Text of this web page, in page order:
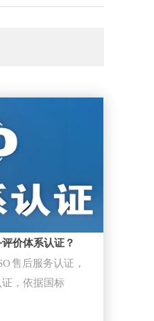
价体系认证？
售后服务认证，
，依据国标